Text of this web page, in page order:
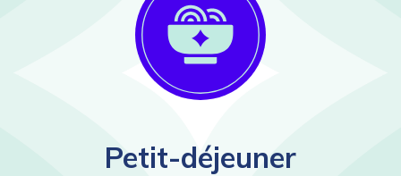
Petit-déjeuner